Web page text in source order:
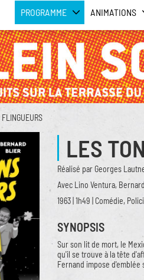
PROGRAMME ANIMATIONS
LES
Réalisé par Georges
Avec Lino Ventura,
1963 | 1h49 | Comédie,
SYNOPSIS
Sur son lit de mort, le
qu'il se trouve à la tête
Fernand impose